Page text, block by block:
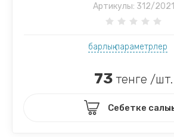
Артикулы: 312/2021
барлық параметрлер
73 тенге /шт.
Себетке